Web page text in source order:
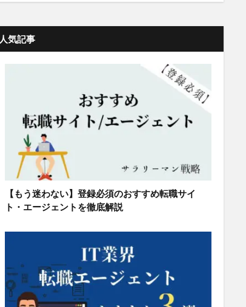
人気記事
【もう迷わない】登録必須のおすすめ転職サイ
ト・エージェントを徹底解説